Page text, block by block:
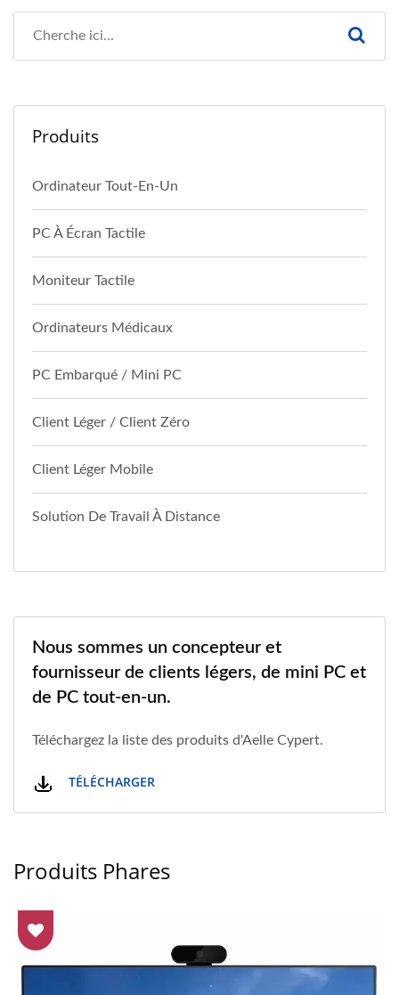
Produits
Ordinateur Tout-En-Un
PC À Écran Tactile
Moniteur Tactile
Ordinateurs Médicaux
PC Embarqué / Mini PC
Client Léger / Client Zéro
Client Léger Mobile
Solution De Travail À Distance
Nous sommes un concepteur et
fournisseur de clients légers, de mini PC et
de PC tout-en-un.
Téléchargez la liste des produits d'Aelle Cypert.
TÉLÉCHARGER
Produits Phares